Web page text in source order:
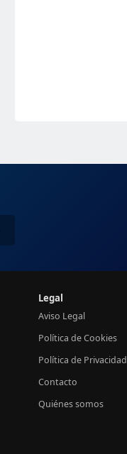
Legal
Aviso Legal
Política de Cookies
Política de Privacidad
Contacto
Quiénes somos